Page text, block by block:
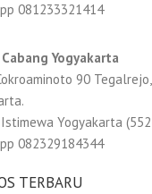
081233321414
Yogyakarta
90
Yogyakarta
082329184344
TERBARU